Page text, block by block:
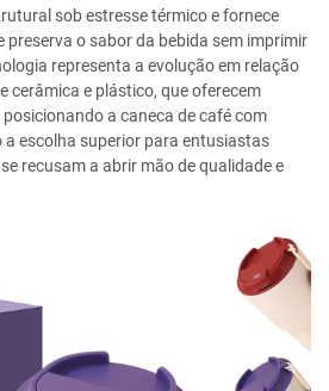
sob estresse térmico e fornece
preserva o sabor da bebida sem imprimir
representa a evolução em relação
cerâmica e plástico, que oferecem
a caneca de café com
escolha superior para entusiastas
recusam a abrir mão de qualidade e